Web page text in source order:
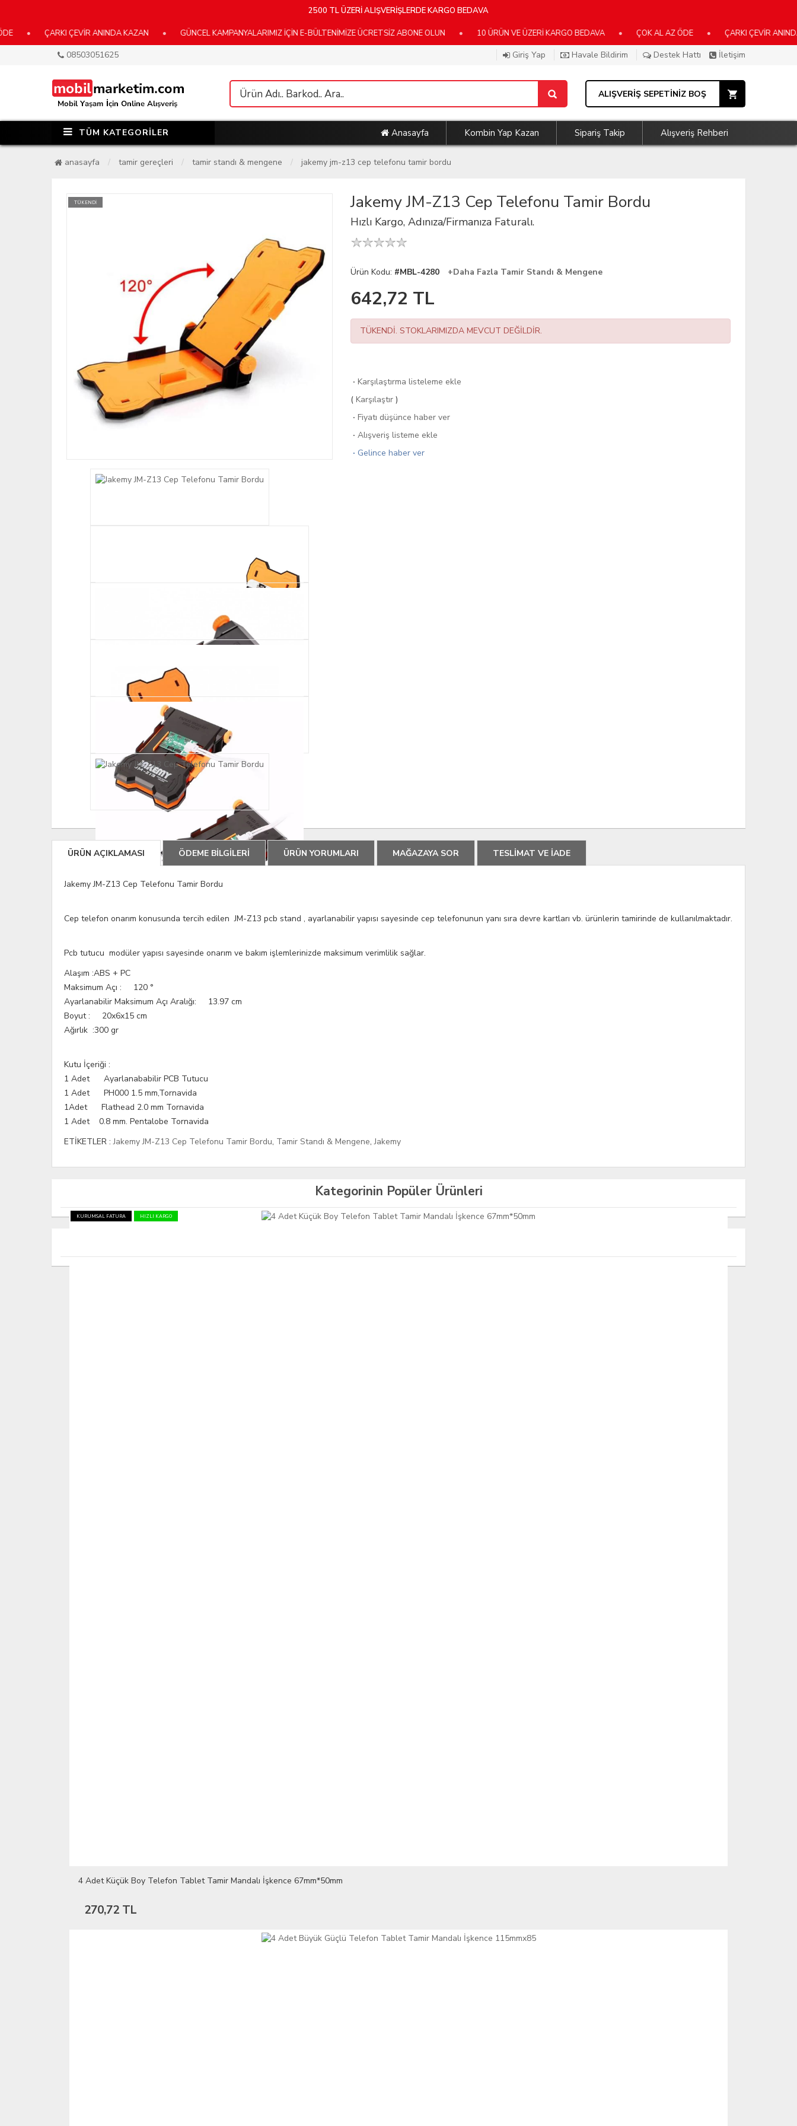
2500 TL ÜZERİ ALIŞVERİŞLERDE KARGO BEDAVA
ÇARKI ÇEVİR ANINDA KAZAN • GÜNCEL KAMPANYALARIMIZ İÇİN E-BÜLTENİMİZE ÜCRETSİZ ABONE OLUN • 10 ÜRÜN VE ÜZERİ KARGO BEDAVA • ÇOK AL AZ ÖDE • ÇARKI ÇEVİR ANINDA KAZAN
08503051625 Giriş Yap Havale Bildirim Destek Hattı İletişim
ALIŞVERİŞ SEPETİNİZ BOŞ
TÜM KATEGORİLER Anasayfa Kombin Yap Kazan Sipariş Takip Alışveriş Rehberi
anasayfa tamir gereçleri tamir standı & mengene jakemy jm-z13 cep telefonu tamir bordu
TÜKENDİ Jakemy JM-Z13 Cep Telefonu Tamir Bordu
Hızlı Kargo, Adınıza/Firmanıza Faturalı.
Ürün Kodu: #MBL-4280 +Daha Fazla Tamir Standı & Mengene
642,72 TL
TÜKENDİ. STOKLARIMIZDA MEVCUT DEĞİLDİR.
·Karşılaştırma listeleme ekle
(Karşılaştır )
·Fiyatı düşünce haber ver
·Alışveriş listeme ekle
· Gelince haber ver
ÜRÜN AÇIKLAMASI ÖDEME BİLGİLERİ ÜRÜN YORUMLARI MAĞAZAYA SOR TESLİMAT VE İADE
Jakemy JM-Z13 Cep Telefonu Tamir Bordu
Cep telefon onarım konusunda tercih edilen JM-Z13 pcb stand , ayarlanabilir yapısı sayesinde cep telefonunun yanı sıra devre kartları vb. ürünlerin tamirinde de kullanılmaktadır.
Pcb tutucu modüler yapısı sayesinde onarım ve bakım işlemlerinizde maksimum verimlilik sağlar.
Alaşım :ABS + PC
Maksimum Açı : 120 °
Ayarlanabilir Maksimum Açı Aralığı: 13.97 cm
Boyut : 20x6x15 cm
Ağırlık :300 gr
Kutu İçeriği :
1 Adet Ayarlanababilir PCB Tutucu
1 Adet PH000 1.5 mm,Tornavida
1Adet Flathead 2.0 mm Tornavida
1 Adet 0.8 mm. Pentalobe Tornavida
ETİKETLER :Jakemy JM-Z13 Cep Telefonu Tamir Bordu, Tamir Standı & Mengene,Jakemy
Kategorinin Popüler Ürünleri
KURUMSAL FATURA HIZLI KARGO
4 Adet Küçük Boy Telefon Tablet Tamir Mandalı İşkence 67mm*50mm
270,72 TL